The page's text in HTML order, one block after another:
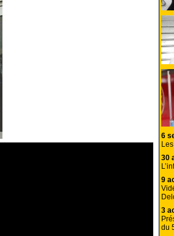
6
30
9
3
du